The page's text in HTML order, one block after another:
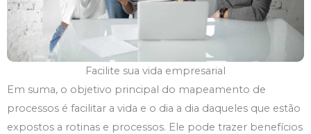
Facilite sua vida empresarial
Em suma, o objetivo principal do mapeamento de
processos é facilitar a vida e o dia a dia daqueles que estão
expostos a rotinas e processos. Ele pode trazer benefícios